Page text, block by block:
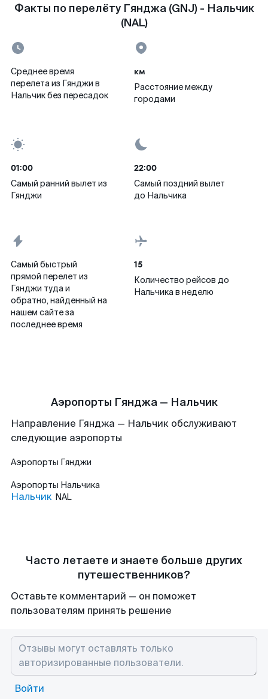
Факты по перелёту Гянджа (GNJ) - Нальчик
(NAL)
Среднее время
перелета из Гянджи в
Нальчик без пересадок
км
Расстояние между
городами
01:00
Самый ранний вылет из
Гянджи
22:00
Самый поздний вылет
до Нальчика
Самый быстрый
прямой перелет из
Гянджи туда и
обратно, найденный на
нашем сайте за
последнее время
15
Количество рейсов до
Нальчика в неделю
Аэропорты Гянджа — Нальчик
Направление Гянджа — Нальчик обслуживают
следующие аэропорты
Аэропорты Гянджи
Аэропорты Нальчика
Нальчик NAL
Часто летаете и знаете больше других
путешественников?
Оставьте комментарий — он поможет
пользователям принять решение
Войти